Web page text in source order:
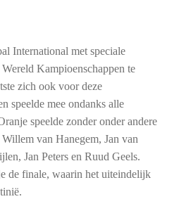
International met speciale
Kampioenschappen te
zich ook voor deze
speelde mee ondanks alle
speelde zonder onder andere
van Hanegem, Jan van
Jan Peters en Ruud Geels.
de finale, waarin het uiteindelijk